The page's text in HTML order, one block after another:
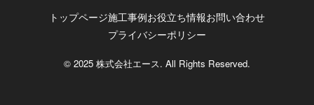
トップページ施工事例お役立ち情報お問い合わせ
プライバシーポリシー
© 2025 株式会社エース. All Rights Reserved.